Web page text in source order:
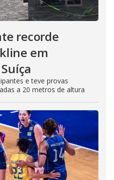
recorde
em
e teve provas
a 20 metros de altura